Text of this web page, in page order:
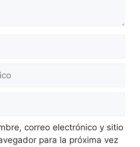
correo electrónico y sitio
para la próxima vez